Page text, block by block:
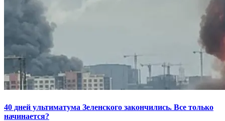
40 дней ультиматума Зеленского закончились. Все только
начинается?